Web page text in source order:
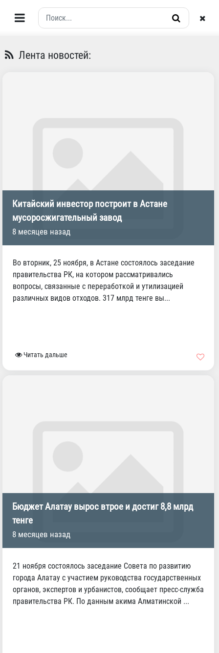
Лента новостей:
Китайский инвестор построит в Астане
мусоросжигательный завод
8 месяцев назад
Во вторник, 25 ноября, в Астане состоялось заседание
правительства РК, на котором рассматривались
вопросы, связанные с переработкой и утилизацией
различных видов отходов. 317 млрд тенге вы...
Читать дальше
Бюджет Алатау вырос втрое и достиг 8,8 млрд
тенге
8 месяцев назад
21 ноября состоялось заседание Совета по развитию
города Алатау с участием руководства государственных
органов, экспертов и урбанистов, сообщает пресс-служба
правительства РК. По данным акима Алматинской ...